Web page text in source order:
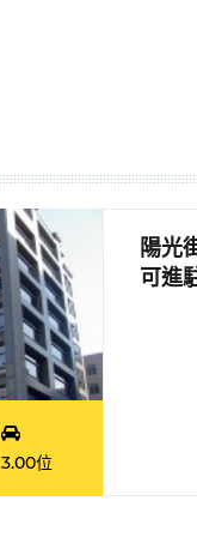
3.00位
陽光
可進